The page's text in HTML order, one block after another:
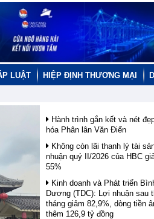
LUẬT HIỆP ĐỊNH THƯƠNG MẠI
Hành trình gắn kết và nét
hóa Phân lân Văn Điển
Không còn lãi thanh lý tài
nhuận quý II/2026 của HBC
55%
Kinh doanh và Phát triển
Dương (TDC): Lợi nhuận sau
tháng giảm 82,9%, dòng tiền
thêm 126,9 tỷ đồng